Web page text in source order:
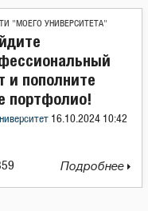
"МОЕГО УНИВЕРСИТЕТА"
и пополните
портфолио!
16.10.2024 10:42
Подробнее